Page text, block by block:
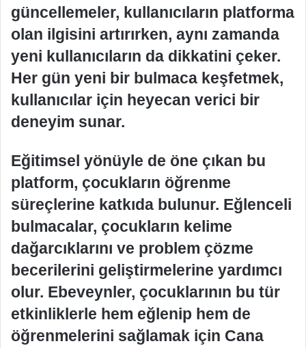
güncellemeler, kullanıcıların platforma
olan ilgisini artırırken, aynı zamanda
yeni kullanıcıların da dikkatini çeker.
Her gün yeni bir bulmaca keşfetmek,
kullanıcılar için heyecan verici bir
deneyim sunar.
Eğitimsel yönüyle de öne çıkan bu
platform, çocukların öğrenme
süreçlerine katkıda bulunur. Eğlenceli
bulmacalar, çocukların kelime
dağarcıklarını ve problem çözme
becerilerini geliştirmelerine yardımcı
olur. Ebeveynler, çocuklarının bu tür
etkinliklerle hem eğlenip hem de
öğrenmelerini sağlamak için Cana